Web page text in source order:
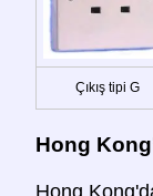
Çıkış tipi G
Hong